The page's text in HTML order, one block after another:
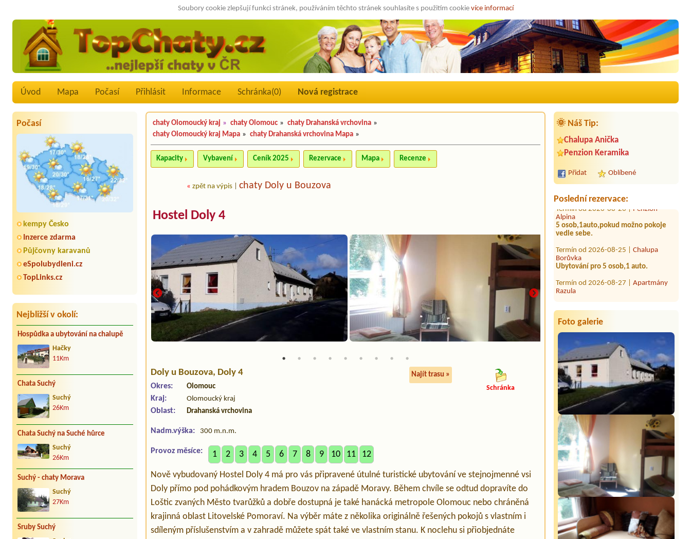
Soubory cookie zlepšují funkci stránek, používáním těchto stránek souhlasíte s použitím cookie více informací
Úvod Mapa Počasí Přihlásit Informace Schránka(0) Nová registrace
Počasí
kempy Česko
Inzerce zdarma
Půjčovny karavanů
eSpolubydleni.cz
TopLinks.cz
Nejbližší v okolí:
Hospůdka a ubytování na chalupě
Hačky
11Km
Chata Suchý
Suchý
26Km
Chata Suchý na Suché hůrce
Suchý
26Km
Suchý - chaty Morava
Suchý
27Km
Sruby Suchý
🌞 Náš Tip:
Chalupa Anička
Penzion Keramika
Přidat Oblíbené
Poslední rezervace:
Termín od 2026-08-25 |
Staré Hamry
Staré Hamry
5 osob,1 auto.
Termín od 2026-08-26 |
Alpina
5 osob,1auto,pokud možno pokoje
vedle sebe.
Termín od 2026-08-25 |
Borůvka
Ubytování pro 5 osob,1 auto.
Termín od 2026-08-27 |Apartmány
Razula
Termín od 2026-09-25 |
11 osob / 6 pokojů/ 4 auta
Foto galerie
chaty Olomoucký kraj » chaty Olomouc » chaty Drahanská vrchovina »
chaty Olomoucký kraj Mapa » chaty Drahanská vrchovina Mapa »
Kapacity Vybavení Ceník 2025 Rezervace Mapa Recenze
«zpět na výpis |chaty Doly u Bouzova
Hostel Doly 4
Doly u Bouzova, Doly 4 Najít trasu »
Okres: Olomouc
Kraj: Olomoucký kraj
Oblast: Drahanská vrchovina
Nadm.výška: 300 m.n.m.
Schránka
Provoz měsíce: 1 2 3 4 5 6 7 8 9 10 11 12
Nově vybudovaný Hostel Doly 4 má pro vás připravené útulné turistické ubytování ve stejnojmenné vsi
Doly přímo pod pohádkovým hradem Bouzov na západě Moravy. Během chvíle se odtud dopravíte do
Loštic zvaných Město tvarůžků a dobře dostupná je také hanácká metropole Olomouc nebo chráněná
krajinná oblast Litovelské Pomoraví. Na výběr máte z několika originálně řešených pokojů s vlastním i
sdíleným příslušenstvím a v zahradě můžete spát také ve vlastním stanu. K noclehu si přiobjednáte